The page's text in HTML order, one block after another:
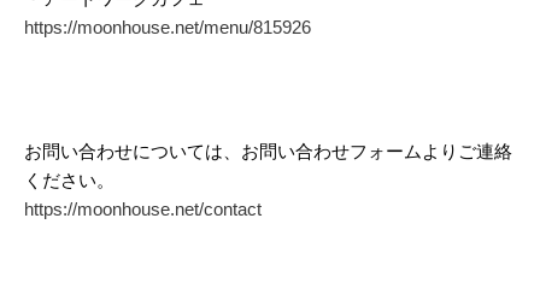
https://moonhouse.net/menu/815926
お問い合わせについては、お問い合わせフォームよりご連絡
ください。
https://moonhouse.net/contact